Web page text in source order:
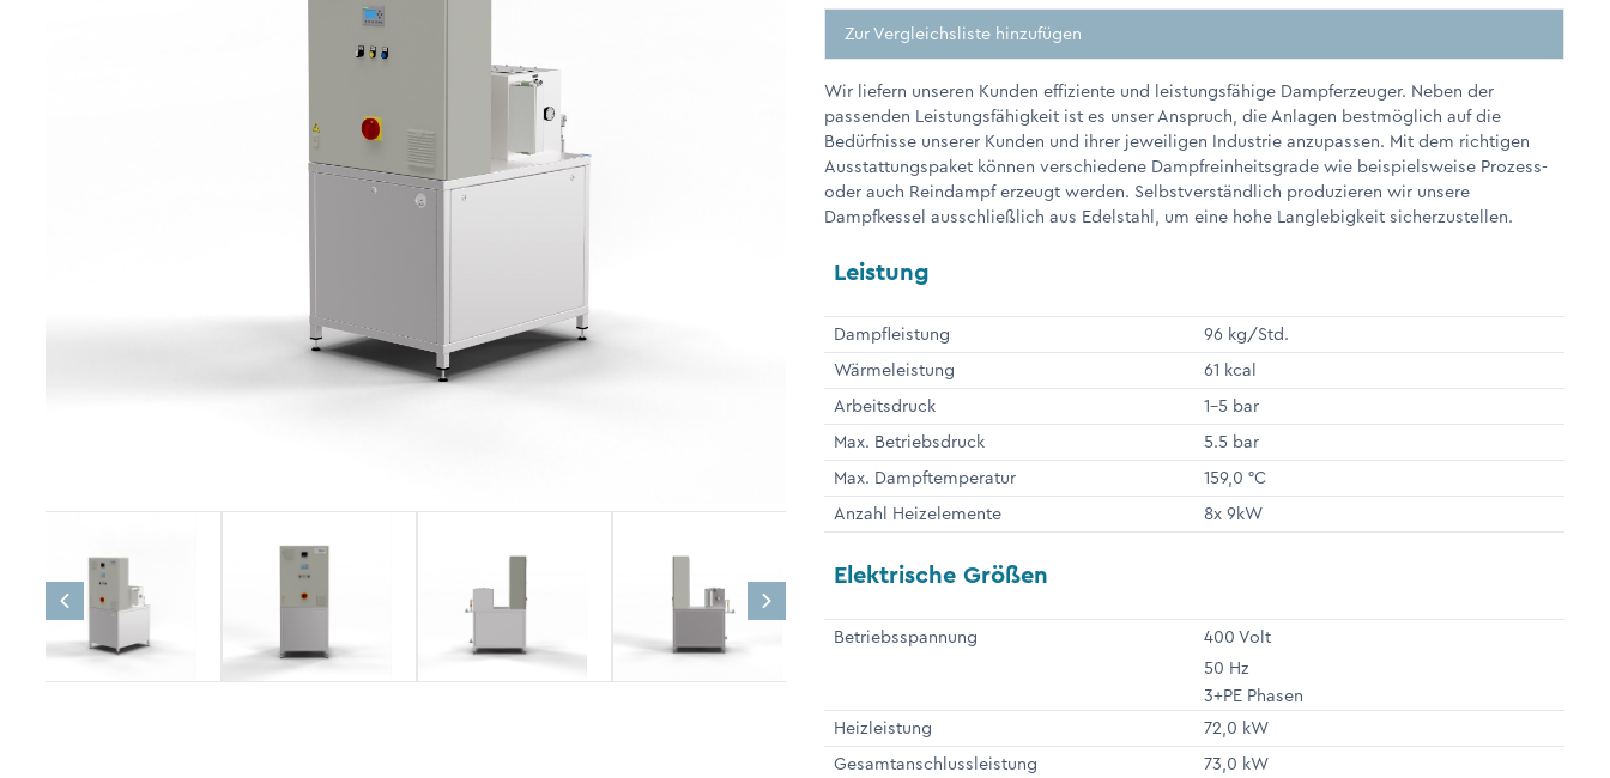
Zur Vergleichsliste hinzufügen
Wir liefern unseren Kunden effiziente und leistungsfähige Dampferzeuger. Neben der
passenden Leistungsfähigkeit ist es unser Anspruch, die Anlagen bestmöglich auf die
Bedürfnisse unserer Kunden und ihrer jeweiligen Industrie anzupassen. Mit dem richtigen
Ausstattungspaket können verschiedene Dampfreinheitsgrade wie beispielsweise Prozess-
oder auch Reindampf erzeugt werden. Selbstverständlich produzieren wir unsere
Dampfkessel ausschließlich aus Edelstahl, um eine hohe Langlebigkeit sicherzustellen.
Leistung
Dampfleistung
96 kg/Std.
Wärmeleistung
61 kcal
Arbeitsdruck
1-5 bar
Max. Betriebsdruck
5.5 bar
Max. Dampftemperatur
159,0 °C
Anzahl Heizelemente
8x 9kW
Elektrische Größen
Betriebsspannung
400 Volt
50 Hz
3+PE Phasen
Heizleistung
72,0 kW
Gesamtanschlussleistung
73,0 kW